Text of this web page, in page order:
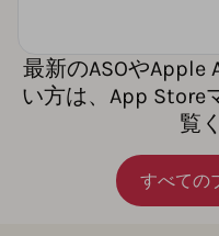
最新のASOやApple
い方は、App Store
覧
すべての